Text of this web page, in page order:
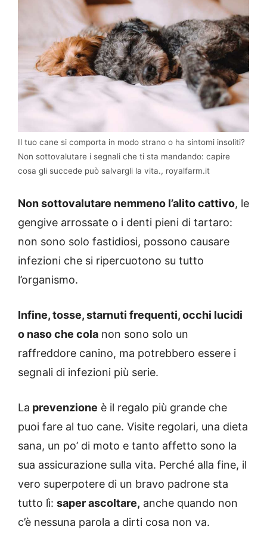
Il tuo cane si comporta in modo strano o ha sintomi insoliti?
Non sottovalutare i segnali che ti sta mandando: capire
cosa gli succede può salvargli la vita., royalfarm.it
Non sottovalutare nemmeno l’alito cattivo, le
gengive arrossate o i denti pieni di tartaro:
non sono solo fastidiosi, possono causare
infezioni che si ripercuotono su tutto
l’organismo.
Infine, tosse, starnuti frequenti, occhi lucidi
o naso che cola non sono solo un
raffreddore canino, ma potrebbero essere i
segnali di infezioni più serie.
La prevenzione è il regalo più grande che
puoi fare al tuo cane. Visite regolari, una dieta
sana, un po’ di moto e tanto affetto sono la
sua assicurazione sulla vita. Perché alla fine, il
vero superpotere di un bravo padrone sta
tutto lì: saper ascoltare, anche quando non
c’è nessuna parola a dirti cosa non va.